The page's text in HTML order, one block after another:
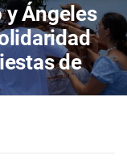
Ángeles
de